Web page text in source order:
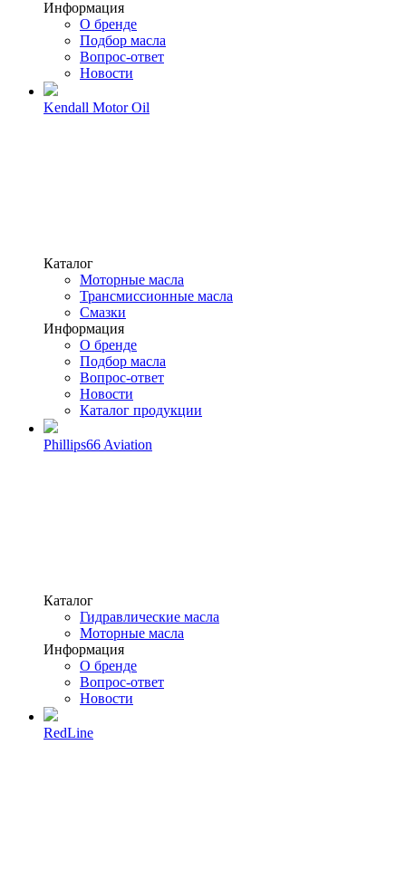
Информация
О бренде
Подбор масла
Вопрос-ответ
Новости
Kendall Motor Oil
Каталог
Моторные масла
Трансмиссионные масла
Смазки
Информация
О бренде
Подбор масла
Вопрос-ответ
Новости
Каталог продукции
Phillips66 Aviation
Каталог
Гидравлические масла
Моторные масла
Информация
О бренде
Вопрос-ответ
Новости
RedLine